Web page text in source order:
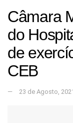
Câmara
do
de
CEB
23 de Agosto,